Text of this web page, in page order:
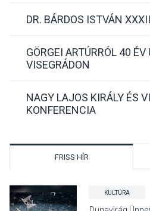
DR. BÁRDOS ISTVÁN
GÖRGEI ARTÚRRÓL 40
VISEGRÁDON
NAGY LAJOS KIRÁLY ÉS
KONFERENCIA
FRISS HÍR
KULTÚRA